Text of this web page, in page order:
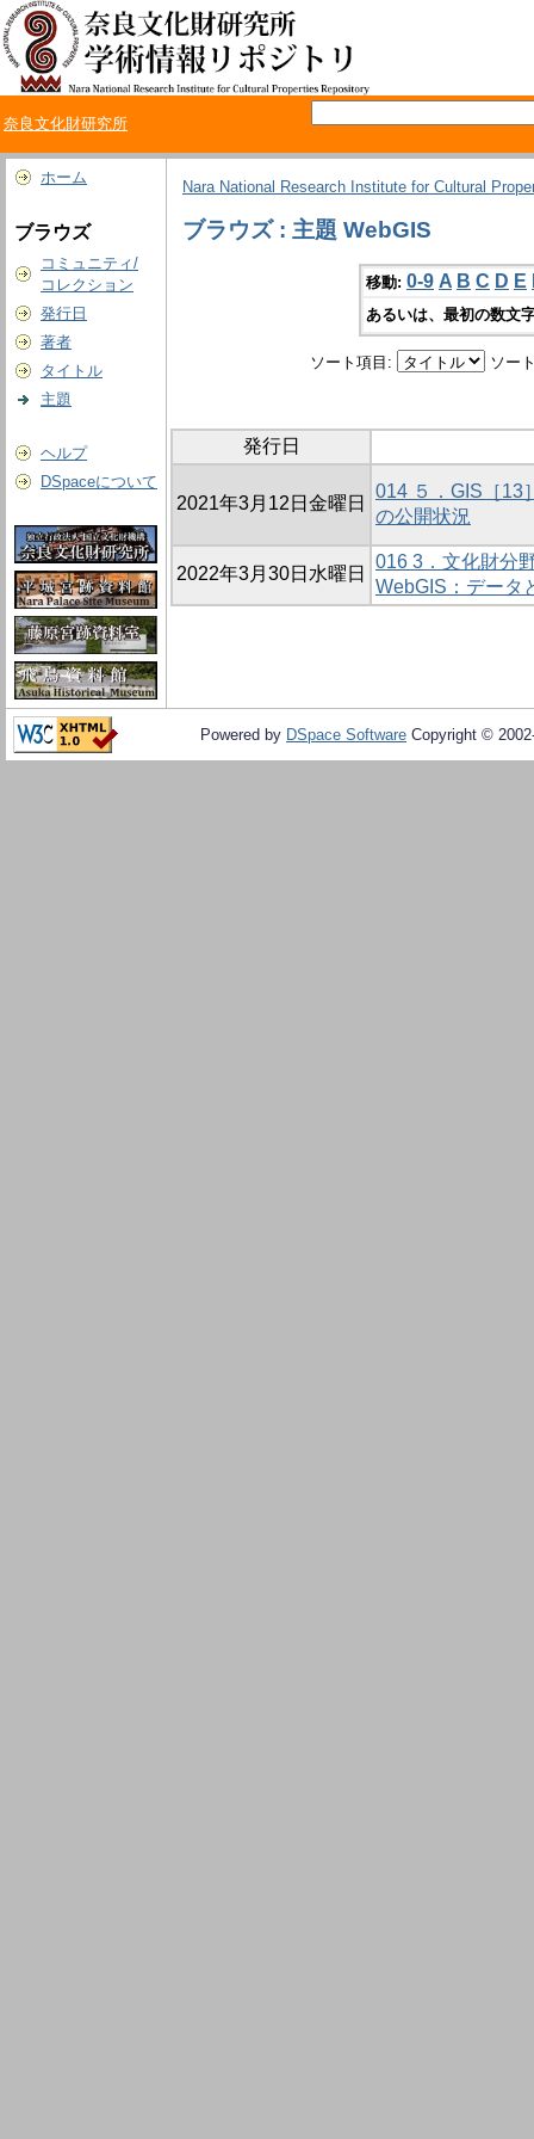
奈良文化財研究所
ホーム
ブラウズ
コミュニティ/
コレクション
発行日
著者
タイトル
主題
ヘルプ
DSpaceについて
Nara National Research Institute for Cultural
ブラウズ : 主題 WebGIS
移動: 0-9 A B C D E
あるいは、最初の数文
ソート項目: ソー
発行日
2021年3月12日金曜日
014 ５．GIS［13
の公開状況
2022年3月30日水曜日
016 3．文化財分
WebGIS：データ
Powered by DSpace Software Copyright ©